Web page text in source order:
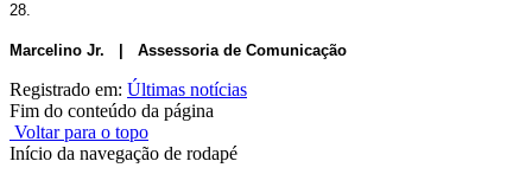
28.
Marcelino Jr. | Assessoria de Comunicação
Registrado em: Últimas notícias
Fim do conteúdo da página
Voltar para o topo
Início da navegação de rodapé